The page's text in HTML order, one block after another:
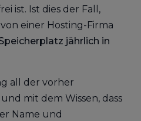
ist. Ist dies der Fall,
einer Hosting-Firma
jährlich in
all der vorher
mit dem Wissen, dass
Name und